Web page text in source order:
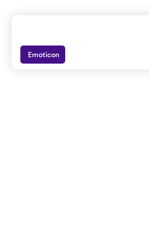
Emoticon